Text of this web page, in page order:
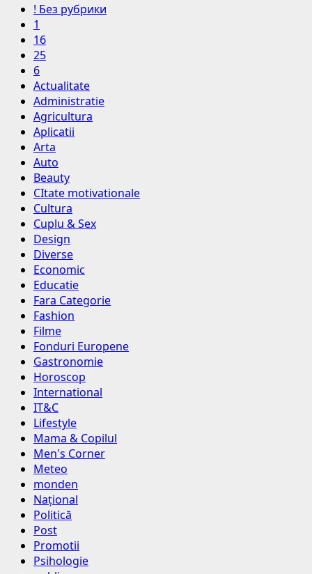
! Без рубрики
1
16
25
6
Actualitate
Administratie
Agricultura
Aplicatii
Arta
Auto
Beauty
CItate motivationale
Cultura
Cuplu & Sex
Design
Diverse
Economic
Educatie
Fara Categorie
Fashion
Filme
Fonduri Europene
Gastronomie
Horoscop
International
IT&C
Lifestyle
Mama & Copilul
Men's Corner
Meteo
monden
Național
Politică
Post
Promotii
Psihologie